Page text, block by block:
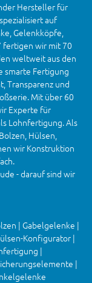
Hersteller für
auf
Gelenkköpfe,
fertigen wir mit 70
weltweit aus den
smarte Fertigung
Transparenz und
Mit über 60
Experte für
Lohnfertigung. Als
Hülsen,
wir Konstruktion
- darauf sind wir
| Gabelgelenke |
Konfigurator |
|
|